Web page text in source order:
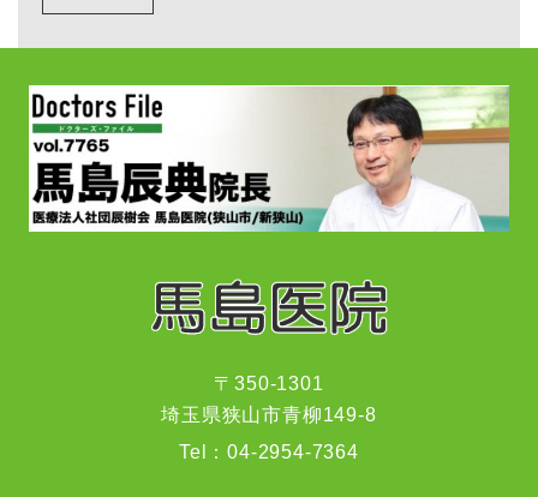
〒350-1301
埼玉県狭山市青柳149-8
Tel：04-2954-7364